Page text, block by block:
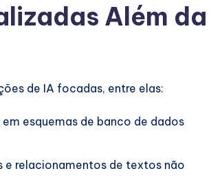
Além da
de IA focadas, entre elas:
esquemas de banco de dados
relacionamentos de textos não